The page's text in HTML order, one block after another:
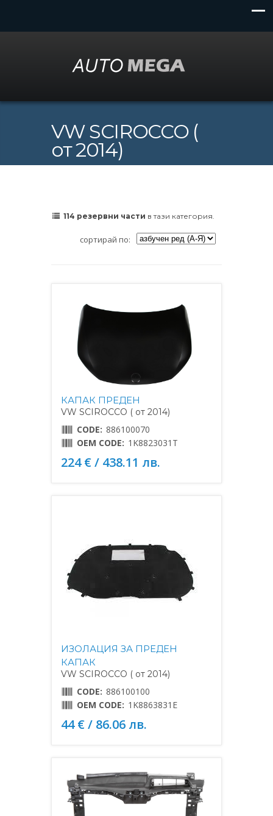
VW SCIROCCO (
от 2014)
114 резервни части в тази категория.
сортирай по:
КАПАК ПРЕДЕН
VW SCIROCCO ( от 2014)
CODE: 886100070
OEM CODE: 1K8823031T
224 € / 438.11 лв.
ИЗОЛАЦИЯ ЗА ПРЕДЕН
КАПАК
VW SCIROCCO ( от 2014)
CODE: 886100100
OEM CODE: 1K8863831E
44 € / 86.06 лв.